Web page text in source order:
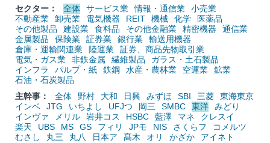
セクター：
全体 サービス業 情報・通信業
小売業
不動産業
卸売業 電気機器 REIT 機械 化学
医薬品
その他製品
建設業 食料品 その他金融業 精密機器
通信業
金属製品
保険業 証券業 銀行業
輸送用機器
倉庫・運輸関連業
陸運業
証券、商品先物取引業
電気・ガス業
非鉄金属 繊維製品
ガラス・土石製品
インフラ
パルプ・紙 鉄鋼 水産・農林業 空運業
鉱業
石油・石炭製品
主幹事：
全体 野村 大和 日興 みずほ SBI 三菱
東海東京
インベ
JTG いちよし UFJつ 岡三 SMBC 東洋
みどり
インヴァ
メリル 岩井コス HSBC 藍澤 マネ
クレスイ
楽天
UBS MS GS フィリ JPモ NIS さくらフ
コメルツ
むさし
丸三 丸八 日本ア 髙木 オリ かざか
アイネト